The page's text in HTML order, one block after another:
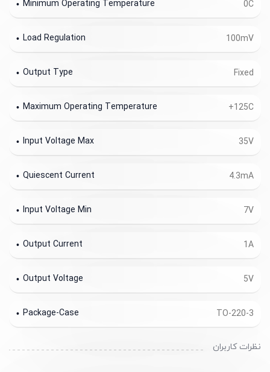
0C
Minimum Operating Temperature
100mV
Load Regulation
Fixed
Output Type
+125C
Maximum Operating Temperature
35V
Input Voltage Max
4.3mA
Quiescent Current
7V
Input Voltage Min
1A
Output Current
5V
Output Voltage
TO-220-3
Package-Case
نظرات کاربران